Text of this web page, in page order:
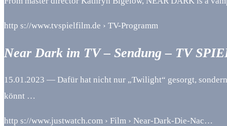
http s://www.tvspielfilm.de › TV-Programm
Near Dark im TV – Sendung – TV
15.01.2023 — Dafür hat nicht nur „Twilight“ gesorgt,
könnt …
http s://www.justwatch.com › Film › Near-Dark-Die-Nac…